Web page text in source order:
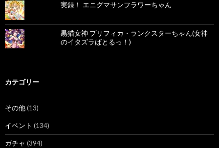
実録！ エニグマサンフラワーちゃん
黒猫女神 プリフィカ・ランクスターちゃん(女神
のイタズラばとるっ！)
カテゴリー
その他(13)
イベント (134)
ガチャ (394)